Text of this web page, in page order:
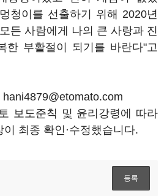
청이를 선출하기 위해 2020년
든 사람에게 나의 큰 사랑과 진
한 부활절이 되기를 바란다"고
보도준칙 및 윤리강령에 따라
최종 확인·수정했습니다.